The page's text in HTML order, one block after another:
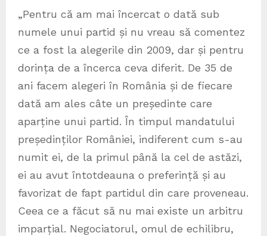
„Pentru că am mai încercat o dată sub
numele unui partid și nu vreau să comentez
ce a fost la alegerile din 2009, dar și pentru
dorința de a încerca ceva diferit. De 35 de
ani facem alegeri în România și de fiecare
dată am ales câte un președinte care
aparține unui partid. În timpul mandatului
președinților României, indiferent cum s-au
numit ei, de la primul până la cel de astăzi,
ei au avut întotdeauna o preferință și au
favorizat de fapt partidul din care proveneau.
Ceea ce a făcut să nu mai existe un arbitru
imparțial. Negociatorul, omul de echilibru,